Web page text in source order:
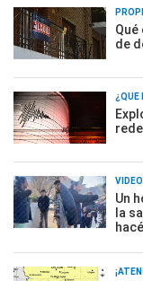
de
¿QUÉ
VIDEO
Un
la